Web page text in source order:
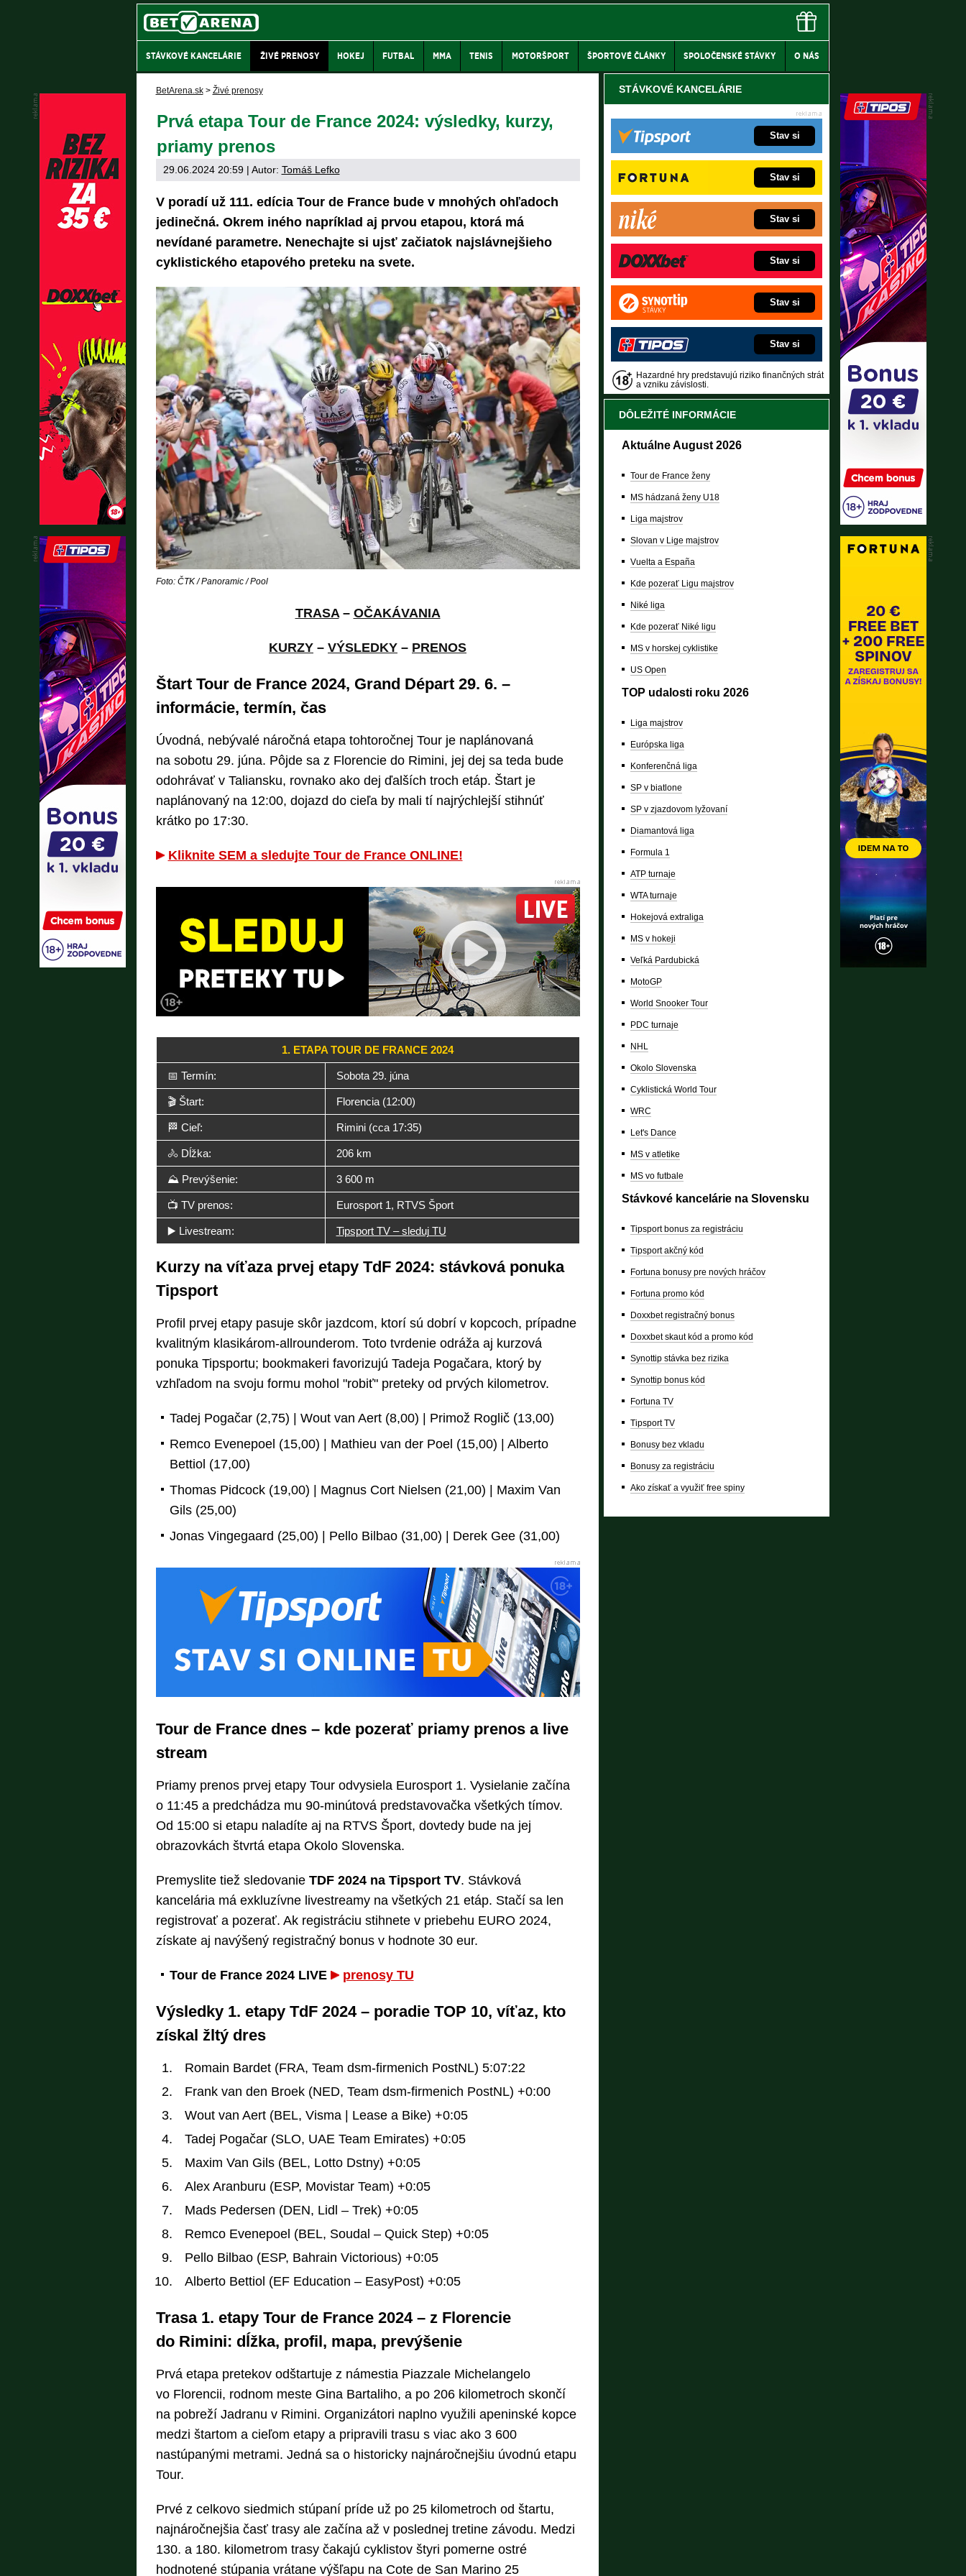
STÁVKOVÉ KANCELÁRIE ŽIVÉ PRENOSY HOKEJ FUTBAL MMA TENIS MOTORŠPORT ŠPORTOVÉ ČLÁNKY SPOLOČENSKÉ STÁVKY O NÁS
BetArena.sk > Živé prenosy
Prvá etapa Tour de France 2024: výsledky, kurzy,
priamy prenos
29.06.2024 20:59| Autor: Tomáš Lefko
V poradí už 111. edícia Tour de France bude v mnohých ohľadoch
jedinečná. Okrem iného napríklad aj prvou etapou, ktorá má
nevídané parametre. Nenechajte si ujsť začiatok najslávnejšieho
cyklistického etapového preteku na svete.
Foto: ČTK / Panoramic / Pool
TRASA– OČAKÁVANIA
KURZY – VÝSLEDKY – PRENOS
Štart Tour de France 2024, Grand Départ 29. 6. –
informácie, termín, čas
Úvodná, nebývalé náročná etapa tohtoročnej Tour je naplánovaná
na sobotu 29. júna. Pôjde sa z Florencie do Rimini, jej dej sa teda bude
odohrávať v Taliansku, rovnako ako dej ďalších troch etáp. Štart je
naplánovaný na 12:00, dojazd do cieľa by mali tí najrýchlejší stihnúť
krátko po 17:30.
Kliknite SEM a sledujte Tour de France ONLINE!
1. ETAPA TOUR DE FRANCE 2024
📅 Termín: Sobota 29. júna
🎬 Štart: Florencia (12:00)
🏁 Cieľ: Rimini (cca 17:35)
🚴 Dĺžka: 206 km
⛰️ Prevýšenie: 3 600 m
📺 TV prenos: Eurosport 1, RTVS Šport
▶️ Livestream: Tipsport TV – sleduj TU
Kurzy na víťaza prvej etapy TdF 2024: stávková ponuka
Tipsport
Profil prvej etapy pasuje skôr jazdcom, ktorí sú dobrí v kopcoch, prípadne
kvalitným klasikárom-allrounderom. Toto tvrdenie odráža aj kurzová
ponuka Tipsportu; bookmakeri favorizujú Tadeja Pogačara, ktorý by
vzhľadom na svoju formu mohol "robiť" preteky od prvých kilometrov.
Tadej Pogačar (2,75) | Wout van Aert (8,00) | Primož Roglič (13,00)
Remco Evenepoel (15,00) | Mathieu van der Poel (15,00) | Alberto
Bettiol (17,00)
Thomas Pidcock (19,00) | Magnus Cort Nielsen (21,00) | Maxim Van
Gils (25,00)
Jonas Vingegaard (25,00) | Pello Bilbao (31,00) | Derek Gee (31,00)
Tour de France dnes – kde pozerať priamy prenos a live
stream
Priamy prenos prvej etapy Tour odvysiela Eurosport 1. Vysielanie začína
o 11:45 a predchádza mu 90-minútová predstavovačka všetkých tímov.
Od 15:00 si etapu naladíte aj na RTVS Šport, dovtedy bude na jej
obrazovkách štvrtá etapa Okolo Slovenska.
Premyslite tiež sledovanie TDF 2024 na Tipsport TV. Stávková
kancelária má exkluzívne livestreamy na všetkých 21 etáp. Stačí sa len
registrovať a pozerať. Ak registráciu stihnete v priebehu EURO 2024,
získate aj navýšený registračný bonus v hodnote 30 eur.
Tour de France 2024 LIVE prenosy TU
Výsledky 1. etapy TdF 2024 – poradie TOP 10, víťaz, kto
získal žltý dres
Romain Bardet (FRA, Team dsm-firmenich PostNL) 5:07:22
Frank van den Broek (NED, Team dsm-firmenich PostNL) +0:00
Wout van Aert (BEL, Visma | Lease a Bike) +0:05
Tadej Pogačar (SLO, UAE Team Emirates) +0:05
Maxim Van Gils (BEL, Lotto Dstny) +0:05
Alex Aranburu (ESP, Movistar Team) +0:05
Mads Pedersen (DEN, Lidl – Trek) +0:05
Remco Evenepoel (BEL, Soudal – Quick Step) +0:05
Pello Bilbao (ESP, Bahrain Victorious) +0:05
Alberto Bettiol (EF Education – EasyPost) +0:05
Trasa 1. etapy Tour de France 2024 – z Florencie
do Rimini: dĺžka, profil, mapa, prevýšenie
Prvá etapa pretekov odštartuje z námestia Piazzale Michelangelo
vo Florencii, rodnom meste Gina Bartaliho, a po 206 kilometroch skončí
na pobreží Jadranu v Rimini. Organizátori naplno využili apeninské kopce
medzi štartom a cieľom etapy a pripravili trasu s viac ako 3 600
nastúpanými metrami. Jedná sa o historicky najnáročnejšiu úvodnú etapu
Tour.
Prvé z celkovo siedmich stúpaní príde už po 25 kilometroch od štartu,
najnáročnejšia časť trasy ale začína až v poslednej tretine závodu. Medzi
130. a 180. kilometrom trasy čakajú cyklistov štyri pomerne ostré
hodnotené stúpania vrátane výšľapu na Cote de San Marino 25
STÁVKOVÉ KANCELÁRIE
Stav si
Stav si
Stav si
Stav si
Stav si
Stav si
Hazardné hry predstavujú riziko finančných strát
a vzniku závislosti.
DÔLEŽITÉ INFORMÁCIE
Aktuálne August 2026
Tour de France ženy
MS hádzaná ženy U18
Liga majstrov
Slovan v Lige majstrov
Vuelta a España
Kde pozerať Ligu majstrov
Niké liga
Kde pozerať Niké ligu
MS v horskej cyklistike
US Open
TOP udalosti roku 2026
Liga majstrov
Európska liga
Konferenčná liga
SP v biatlone
SP v zjazdovom lyžovaní
Diamantová liga
Formula 1
ATP turnaje
WTA turnaje
Hokejová extraliga
MS v hokeji
Veľká Pardubická
MotoGP
World Snooker Tour
PDC turnaje
NHL
Okolo Slovenska
Cyklistická World Tour
WRC
Let's Dance
MS v atletike
MS vo futbale
Stávkové kancelárie na Slovensku
Tipsport bonus za registráciu
Tipsport akčný kód
Fortuna bonusy pre nových hráčov
Fortuna promo kód
Doxxbet registračný bonus
Doxxbet skaut kód a promo kód
Synottip stávka bez rizika
Synottip bonus kód
Fortuna TV
Tipsport TV
Bonusy bez vkladu
Bonusy za registráciu
Ako získať a využiť free spiny